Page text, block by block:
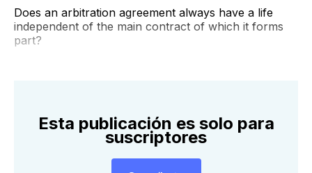
Does an arbitration agreement always have a life
independent of the main contract of which it forms
part?
Esta publicación es solo para
suscriptores